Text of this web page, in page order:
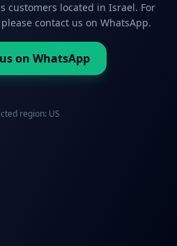
customers located in Israel. For
contact us on WhatsApp.
on WhatsApp
region: US